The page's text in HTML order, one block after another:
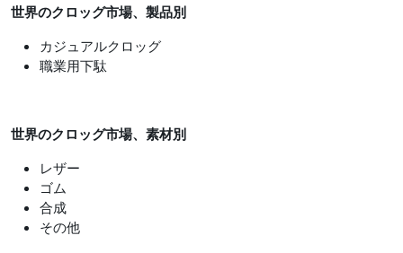
世界のクロッグ市場、製品別
カジュアルクロッグ
職業用下駄
世界のクロッグ市場、素材別
レザー
ゴム
合成
その他